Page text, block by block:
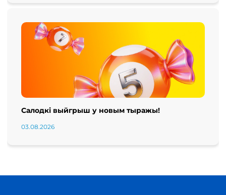
Салодкі выйгрыш у новым тыражы!
03.08.2026